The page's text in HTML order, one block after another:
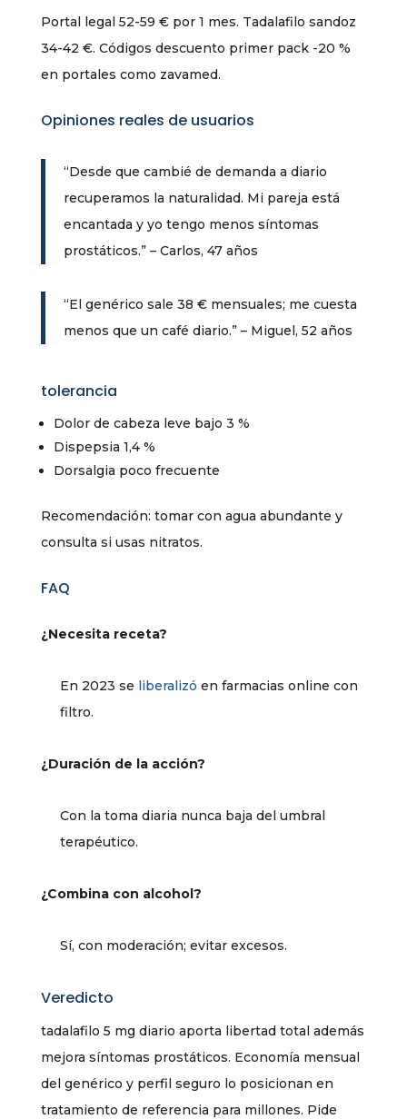
Portal legal 52-59 € por 1 mes. Tadalafilo sandoz
34-42 €. Códigos descuento primer pack -20 %
en portales como zavamed.
Opiniones reales de usuarios
“Desde que cambié de demanda a diario
recuperamos la naturalidad. Mi pareja está
encantada y yo tengo menos síntomas
prostáticos.” – Carlos, 47 años
“El genérico sale 38 € mensuales; me cuesta
menos que un café diario.” – Miguel, 52 años
tolerancia
Dolor de cabeza leve bajo 3 %
Dispepsia 1,4 %
Dorsalgia poco frecuente
Recomendación: tomar con agua abundante y
consulta si usas nitratos.
FAQ
¿Necesita receta?
En 2023 se liberalizó en farmacias online con
filtro.
¿Duración de la acción?
Con la toma diaria nunca baja del umbral
terapéutico.
¿Combina con alcohol?
Sí, con moderación; evitar excesos.
Veredicto
tadalafilo 5 mg diario aporta libertad total además
mejora síntomas prostáticos. Economía mensual
del genérico y perfil seguro lo posicionan en
tratamiento de referencia para millones. Pide